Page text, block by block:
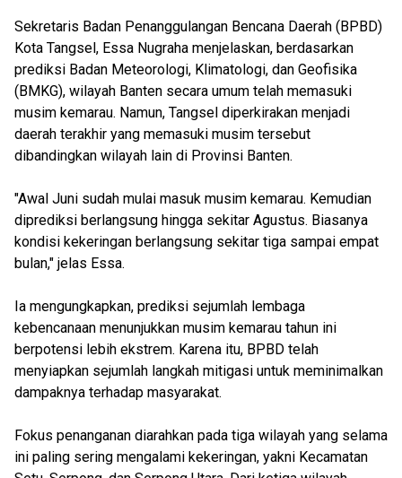
Sekretaris Badan Penanggulangan Bencana Daerah (BPBD)
Kota Tangsel, Essa Nugraha menjelaskan, berdasarkan
prediksi Badan Meteorologi, Klimatologi, dan Geofisika
(BMKG), wilayah Banten secara umum telah memasuki
musim kemarau. Namun, Tangsel diperkirakan menjadi
daerah terakhir yang memasuki musim tersebut
dibandingkan wilayah lain di Provinsi Banten.
"Awal Juni sudah mulai masuk musim kemarau. Kemudian
diprediksi berlangsung hingga sekitar Agustus. Biasanya
kondisi kekeringan berlangsung sekitar tiga sampai empat
bulan," jelas Essa.
Ia mengungkapkan, prediksi sejumlah lembaga
kebencanaan menunjukkan musim kemarau tahun ini
berpotensi lebih ekstrem. Karena itu, BPBD telah
menyiapkan sejumlah langkah mitigasi untuk meminimalkan
dampaknya terhadap masyarakat.
Fokus penanganan diarahkan pada tiga wilayah yang selama
ini paling sering mengalami kekeringan, yakni Kecamatan